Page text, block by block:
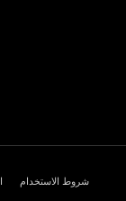
شروط الاستخدام